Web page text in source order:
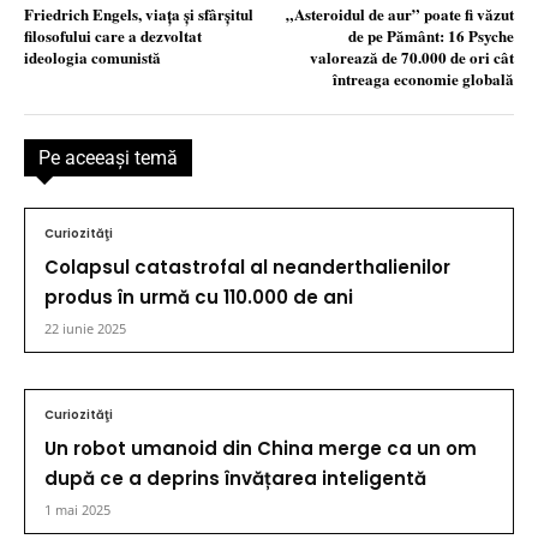
Friedrich Engels, viaţa şi sfârşitul
filosofului care a dezvoltat
ideologia comunistă
„Asteroidul de aur” poate fi văzut
de pe Pământ: 16 Psyche
valorează de 70.000 de ori cât
întreaga economie globală
Pe aceeaşi temă
Curiozităţi
Colapsul catastrofal al neanderthalienilor
produs în urmă cu 110.000 de ani
22 iunie 2025
Curiozităţi
Un robot umanoid din China merge ca un om
după ce a deprins învățarea inteligentă
1 mai 2025